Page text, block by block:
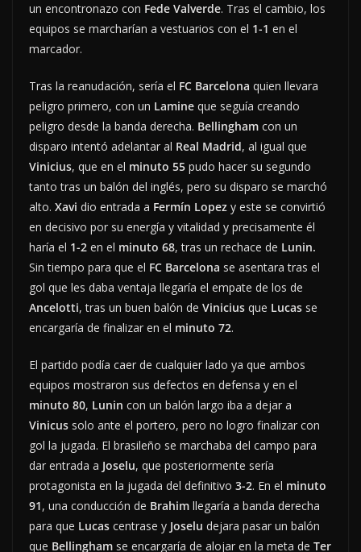
un encontronazo con Fede Valverde. Tras el cambio, los
equipos se marcharían a vestuarios con el 1-1 en el
marcador.
Tras la reanudación, sería el FC Barcelona quien llevara
peligro primero, con un Lamine que seguía creando
peligro desde la banda derecha. Bellingham con un
disparo intentó adelantar al Real Madrid, al igual que
Vinicius, que en el minuto 55 pudo hacer su segundo
tanto tras un balón del inglés, pero su disparo se marchó
alto. Xavi dio entrada a Fermín Lopez y este se convirtió
en decisivo por su energía y vitalidad y precisamente él
haría el 1-2 en el minuto 68, tras un rechace de Lunin.
Sin tiempo para que el FC Barcelona se asentara tras el
gol que les daba ventaja llegaría el empate de los de
Ancelotti, tras un buen balón de Vinicius que Lucas se
encargaría de finalizar en el minuto 72.
El partido podía caer de cualquier lado ya que ambos
equipos mostraron sus defectos en defensa y en el
minuto 80, Lunin con un balón largo iba a dejar a
Vinicus solo ante el portero, pero no logro finalizar con
gol la jugada. El brasileño se marchaba del campo para
dar entrada a Joselu, que posteriormente sería
protagonista en la jugada del definitivo 3-2. En el minuto
91, una conducción de Brahim llegaría a banda derecha
para que Lucas centrase y Joselu dejara pasar un balón
que Bellingham se encargaría de alojar en la meta de Ter